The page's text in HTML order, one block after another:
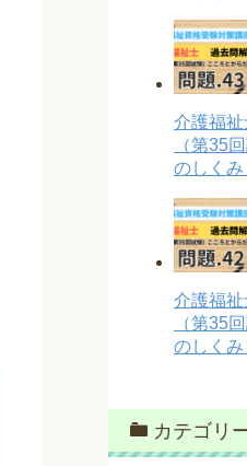
介護福
（第35
のしく
介護福
（第35
のしく
カテゴリ